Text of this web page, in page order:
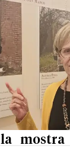
mostra